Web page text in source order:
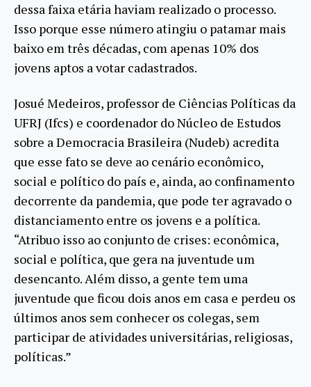
dessa faixa etária haviam realizado o processo.
Isso porque esse número atingiu o patamar mais
baixo em três décadas, com apenas 10% dos
jovens aptos a votar cadastrados.
Josué Medeiros, professor de Ciências Políticas da
UFRJ (Ifcs) e coordenador do Núcleo de Estudos
sobre a Democracia Brasileira (Nudeb) acredita
que esse fato se deve ao cenário econômico,
social e político do país e, ainda, ao confinamento
decorrente da pandemia, que pode ter agravado o
distanciamento entre os jovens e a política.
“Atribuo isso ao conjunto de crises: econômica,
social e política, que gera na juventude um
desencanto. Além disso, a gente tem uma
juventude que ficou dois anos em casa e perdeu os
últimos anos sem conhecer os colegas, sem
participar de atividades universitárias, religiosas,
políticas.”